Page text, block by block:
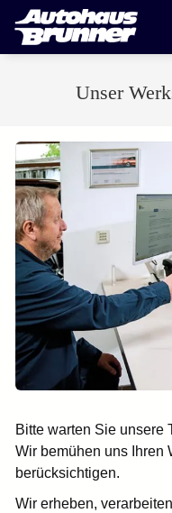
Unser
Bitte warten Sie unsere
Wir bemühen uns Ihren
berücksichtigen.
Wir erheben,